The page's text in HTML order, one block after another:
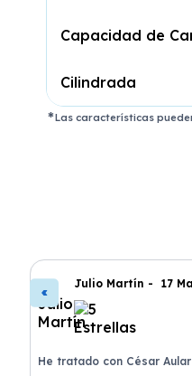
Capacidad de
Cilindrada
Las características
Julio Martín - 17
He tratado con César